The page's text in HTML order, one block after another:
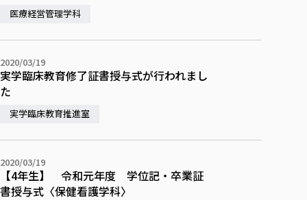
医療経営管理学科
2020/03/19
実学臨床教育修了証書授与式が行われまし
た
実学臨床教育推進室
2020/03/19
【4年生】 令和元年度 学位記・卒業証
書授与式〈保健看護学科〉